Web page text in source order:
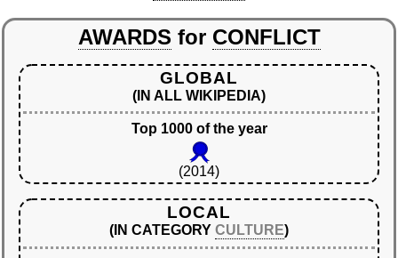
AWARDS for CONFLICT
GLOBAL
(IN ALL WIKIPEDIA)
Top 1000 of the year
(2014)
LOCAL
(IN CATEGORY CULTURE)